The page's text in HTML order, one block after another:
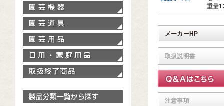
重量
メーカーHP
取扱説明書
注意事項
取扱終了商品
製品分類一覧から探す